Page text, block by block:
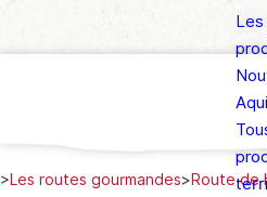
Les
>Les routes gourmandes>Route de